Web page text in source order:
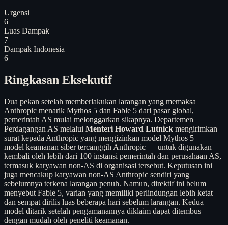
Urgensi
6
Luas Dampak
7
Dampak Indonesia
6
Ringkasan Eksekutif
Dua pekan setelah memberlakukan larangan yang memaksa
Anthropic menarik Mythos 5 dan Fable 5 dari pasar global,
pemerintah AS mulai melonggarkan sikapnya. Departemen
Perdagangan AS melalui Menteri Howard Lutnick mengirimkan
surat kepada Anthropic yang mengizinkan model Mythos 5 —
model keamanan siber tercanggih Anthropic — untuk digunakan
kembali oleh lebih dari 100 instansi pemerintah dan perusahaan AS,
termasuk karyawan non-AS di organisasi tersebut. Keputusan ini
juga mencakup karyawan non-AS Anthropic sendiri yang
sebelumnya terkena larangan penuh. Namun, direktif ini belum
menyebut Fable 5, varian yang memiliki perlindungan lebih ketat
dan sempat dirilis luas beberapa hari sebelum larangan. Kedua
model ditarik setelah pengamanannya diklaim dapat ditembus
dengan mudah oleh peneliti keamanan.